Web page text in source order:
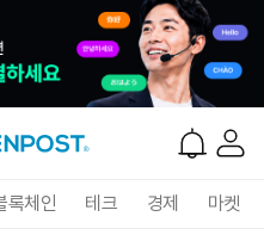
록체인 테크 경제 마켓
₩2,711,628(-0.26%)